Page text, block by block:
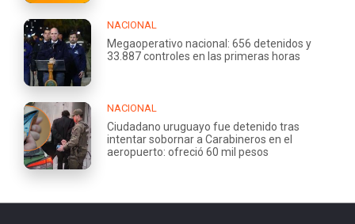
NACIONAL
Megaoperativo nacional: 656 detenidos y
33.887 controles en las primeras horas
NACIONAL
Ciudadano uruguayo fue detenido tras
intentar sobornar a Carabineros en el
aeropuerto: ofreció 60 mil pesos